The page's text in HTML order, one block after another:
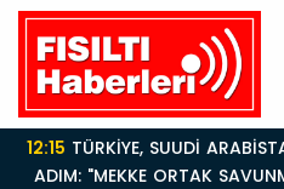
12:15
ADIM: "MEKKE ORTAK